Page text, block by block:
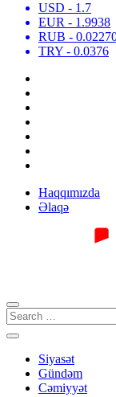
USD - 1.7
EUR - 1.9938
RUB -
TRY - 0.0376
Haqqımızda
Əlaqə
Siyasət
Gündəm
Cəmiyyət